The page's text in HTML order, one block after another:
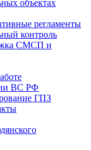
объектах
регламенты
контроль
СМСП и
ВС РФ
ГПЗ